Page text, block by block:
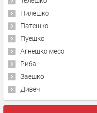
Пилешко
Патешко
Пуешко
Агнешко месо
Риба
Заешко
Дивеч